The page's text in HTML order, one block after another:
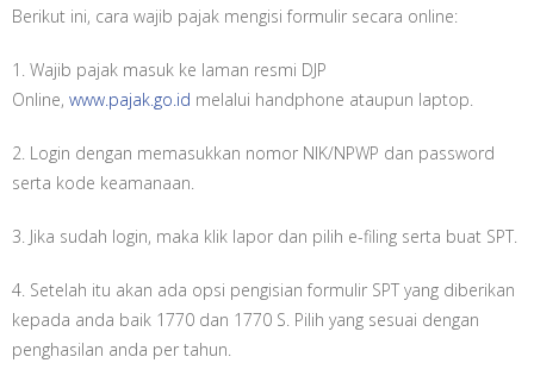
Berikut ini, cara wajib pajak mengisi formulir secara online:
1. Wajib pajak masuk ke laman resmi DJP
Online, www.pajak.go.id melalui handphone ataupun laptop.
2. Login dengan memasukkan nomor NIK/NPWP dan password
serta kode keamanaan.
3. Jika sudah login, maka klik lapor dan pilih e-filing serta buat SPT.
4. Setelah itu akan ada opsi pengisian formulir SPT yang diberikan
kepada anda baik 1770 dan 1770 S. Pilih yang sesuai dengan
penghasilan anda per tahun.